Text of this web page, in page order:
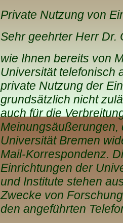
Private Nutzung von
Sehr geehrter Herr Dr.
wie Ihnen bereits von
Universität telefonisch
private Nutzung der
grundsätzlich nicht
auch für die
Meinungsäußerungen,
Universität Bremen
Mail-Korrespondenz.
Einrichtungen der
und Institute stehen
Zwecke von
den angeführten